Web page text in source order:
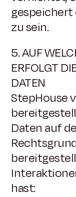
zu sein.
5. AUF
ERFOLGT
DATEN
StepHouse
Daten auf
hast: